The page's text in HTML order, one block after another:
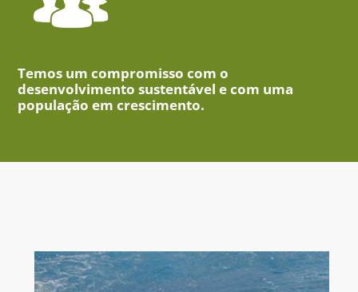
Temos um compromisso com o
desenvolvimento sustentável e com uma
população em crescimento.